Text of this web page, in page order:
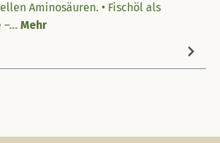
Aminosäuren. • Fischöl als
–… Mehr